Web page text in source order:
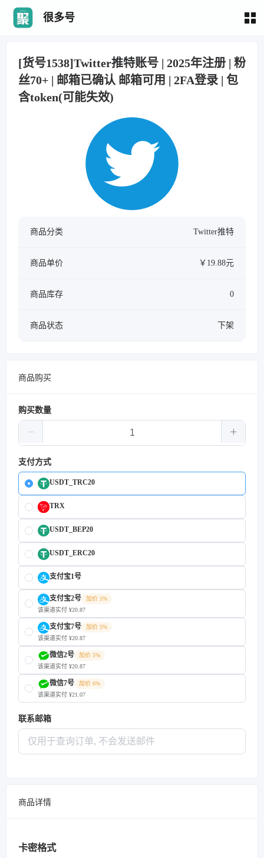
很多号
[货号1538]Twitter推特账号 | 2025年注册 | 粉
丝70+ | 邮箱已确认 邮箱可用 | 2FA登录 | 包
含token(可能失效)
商品分类 Twitter推特
商品单价 ￥19.88元
商品库存 0
商品状态 下架
商品购买
购买数量
支付方式
USDT_TRC20
TRX
USDT_BEP20
USDT_ERC20
支付宝1号
支付宝2号
加价 5%
该渠道实付 ¥20.87
支付宝7号
加价 5%
该渠道实付 ¥20.87
微信2号
加价 5%
该渠道实付 ¥20.87
微信7号
加价 6%
该渠道实付 ¥21.07
联系邮箱
商品详情
卡密格式